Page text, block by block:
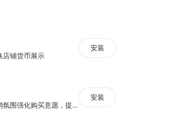
店铺货币展示
安装
设置倒计时与营销标签，营造热销氛围强化购买意愿，提升下单转化率
安装